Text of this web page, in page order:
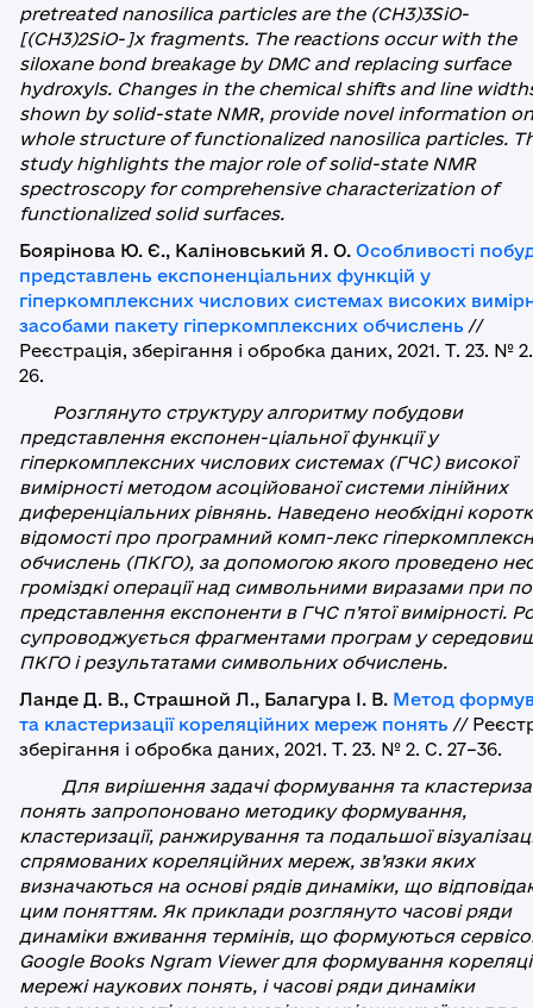
pretreated nanosilica particles are the (CH3)3SiO-
[(CH3)2SiO-]x fragments. The reactions occur with the
siloxane bond breakage by DMC and replacing surface
hydroxyls. Changes in the chemical shifts and line
shown by solid-state NMR, provide novel information
whole structure of functionalized nanosilica particles.
study highlights the major role of solid-state NMR
spectroscopy for comprehensive characterization of
functionalized solid surfaces.
Боярінова Ю. Є., Каліновський Я. О. Особливості
представлень експоненціальних функцій у
гіперкомплексних числових системах високих
засобами пакету гіперкомплексних обчислень //
Реєстрація, зберігання і обробка даних, 2021. Т. 23. №
26.
Розглянуто структуру алгоритму побудови
представлення експонен-ціальної функції у
гіперкомплексних числових системах (ГЧС) високої
вимірності методом асоційованої системи лінійних
диференціальних рівнянь. Наведено необхідні
відомості про програмний комп-лекс
обчислень (ПКГО), за допомогою якого проведено
громіздкі операції над символьними виразами при
представлення експоненти в ГЧС п’ятої вимірності.
супроводжується фрагментами програм у
ПКГО і результатами символьних обчислень.
Ланде Д. В., Страшной Л., Балагура І. В. Метод
та кластеризації кореляційних мереж понять //
зберігання і обробка даних, 2021. Т. 23. № 2. С. 27–36.
Для вирішення задачі формування та
понять запропоновано методику формування,
кластеризації, ранжирування та подальшої
спрямованих кореляційних мереж, зв’язки яких
визначаються на основі рядів динаміки, що
цим поняттям. Як приклади розглянуто часові ряди
динаміки вживання термінів, що формуються
Google Books Ngram Viewer для формування
мережі наукових понять, і часові ряди динаміки